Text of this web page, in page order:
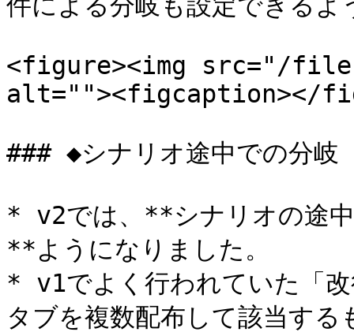
<figure><img src="/
alt=""><figcaption></
### ◆シナリオ途中での分岐
* v2では、**シナリオの途
**ようになりました。
* v1でよく行われていた「
タブを複数配布して該当す